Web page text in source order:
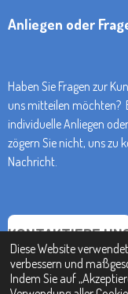
Diese Website
verbessern und
Indem Sie auf
Anliegen oder
Haben Sie Fragen zur
uns mitteilen möchten?
individuelle Anliegen
zögern Sie nicht, uns zu
Nachricht.
KONTAKTIERE